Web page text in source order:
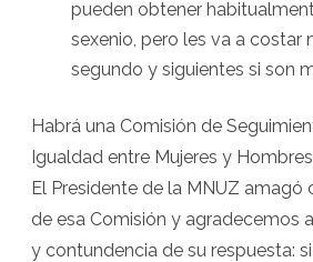
pueden obtener
sexenio, pero les va a costar
segundo y siguientes si son
Habrá una Comisión de
Igualdad entre Mujeres y
El Presidente de la MNUZ amagó
de esa Comisión y agradecemos
y contundencia de su respuesta: